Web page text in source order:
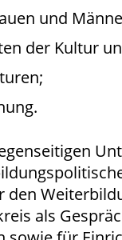
und
der Kultur
als